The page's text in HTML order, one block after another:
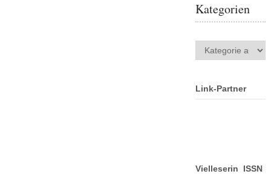
Kategorien
Kategorien
Link-Partner
Vielleserin ISSN